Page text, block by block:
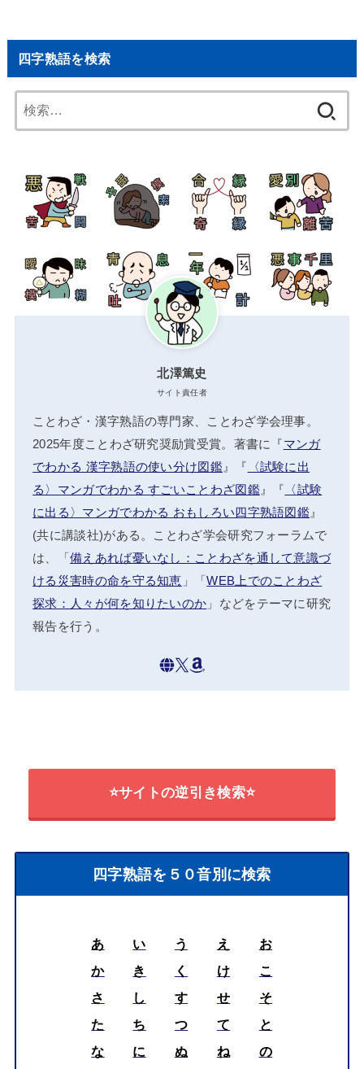
四字熟語を検索
索:
北澤篤史
サイト責任者
ことわざ・漢字熟語の専門家、ことわざ学会理事。
2025年度ことわざ研究奨励賞受賞。著書に『マンガ
でわかる 漢字熟語の使い分け図鑑』『 〈試験に出
る〉マンガでわかる すごいことわざ図鑑』『 〈試験
に出る〉マンガでわかる おもしろい四字熟語図鑑』
(共に講談社)がある。ことわざ学会研究フォーラムで
は、「備えあれば憂いなし：ことわざを通して意識づ
ける災害時の命を守る知恵 」「WEB上でのことわざ
探求：人々が何を知りたいのか 」などをテーマに研究
報告を行う。
⭐サイトの逆引き検索⭐
四字熟語を５０音別に検索
あ い う え
お
か
き く け
こ
さ
し す せ
そ
た
ち つ て
と
な
に ぬ ね
の